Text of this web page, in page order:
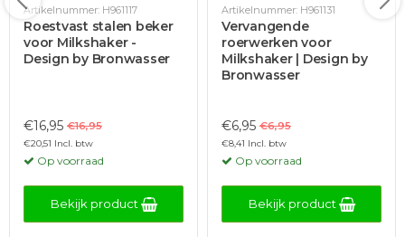
Artikelnummer: H961117
Roestvast stalen beker
voor Milkshaker -
Design by Bronwasser
€16,95 €16,95
€20,51 Incl. btw
Op voorraad
Bekijk product
Artikelnummer: H961131
Vervangende
roerwerken voor
Milkshaker | Design by
Bronwasser
€6,95 €6,95
€8,41 Incl. btw
Op voorraad
Bekijk product